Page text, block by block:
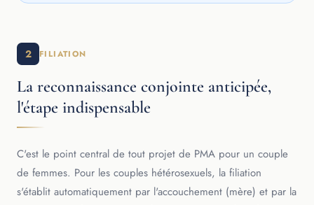
2 FILIATION
La reconnaissance conjointe anticipée,
l'étape indispensable
C'est le point central de tout projet de PMA pour un couple
de femmes. Pour les couples hétérosexuels, la filiation
s'établit automatiquement par l'accouchement (mère) et par la